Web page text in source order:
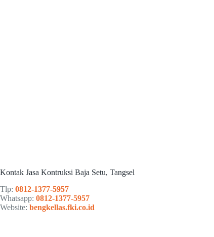
Kontak Jasa Kontruksi Baja Setu, Tangsel
Tlp: 0812-1377-5957
Whatsapp: 0812-1377-5957
Website: bengkellas.fki.co.id